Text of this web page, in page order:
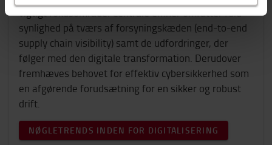
vigtigt fokusområde. Centrale emner omfatter fuld
synlighed på tværs af forsyningskæden (end-to-end
supply chain visibility) samt de udfordringer, der
følger med den digitale transformation. Derudover
fremhæves behovet for effektiv cybersikkerhed som
en afgørende forudsætning for en sikker og robust
drift.
NØGLETRENDS INDEN FOR DIGITALISERING